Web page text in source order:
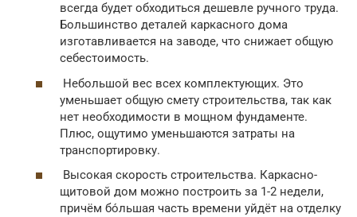
всегда будет обходиться дешевле ручного труда.
Большинство деталей каркасного дома
изготавливается на заводе, что снижает общую
себестоимость.
Небольшой вес всех комплектующих. Это
уменьшает общую смету строительства, так как
нет необходимости в мощном фундаменте.
Плюс, ощутимо уменьшаются затраты на
транспортировку.
Высокая скорость строительства. Каркасно-
щитовой дом можно построить за 1-2 недели,
причём бо́льшая часть времени уйдёт на отделку